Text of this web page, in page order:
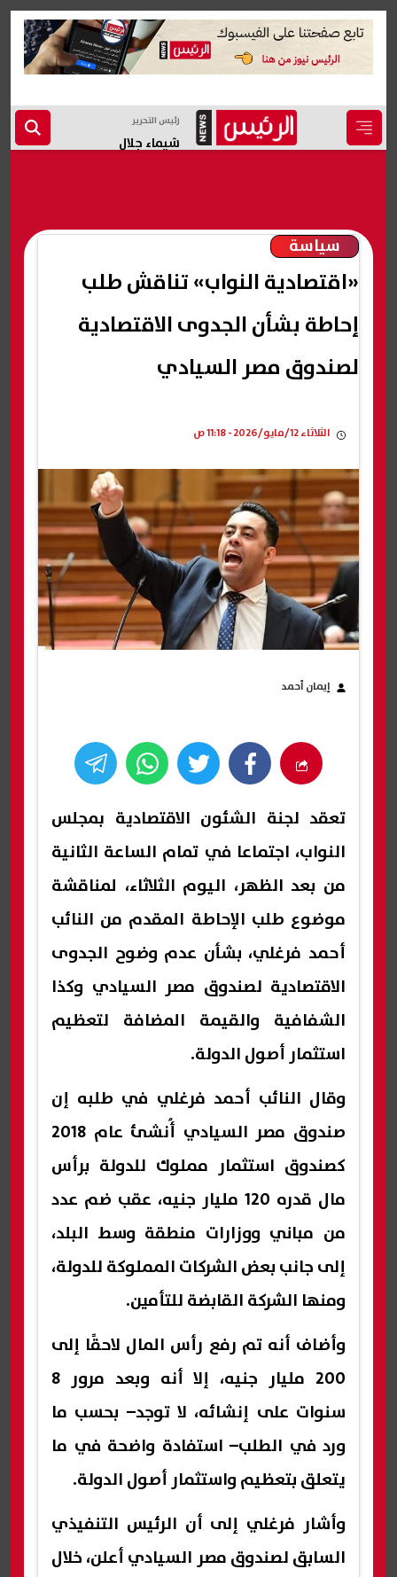
رئيس التحرير
شيماء جلال
سياسة
«اقتصادية النواب» تناقش طلب
إحاطة بشأن الجدوى الاقتصادية
لصندوق مصر السيادي
الثلاثاء 12/مايو/2026 - 11:18 ص
إيمان أحمد
تعقد لجنة الشئون الاقتصادية بمجلس
النواب، اجتماعا في تمام الساعة الثانية
من بعد الظهر، اليوم الثلاثاء، لمناقشة
موضوع طلب الإحاطة المقدم من النائب
أحمد فرغلي، بشأن عدم وضوح الجدوى
الاقتصادية لصندوق مصر السيادي وكذا
الشفافية والقيمة المضافة لتعظيم
استثمار أصول الدولة.
وقال النائب أحمد فرغلي في طلبه إن
صندوق مصر السيادي أُنشئ عام 2018
كصندوق استثمار مملوك للدولة برأس
مال قدره 120 مليار جنيه، عقب ضم عدد
من مباني ووزارات منطقة وسط البلد،
إلى جانب بعض الشركات المملوكة للدولة،
ومنها الشركة القابضة للتأمين.
وأضاف أنه تم رفع رأس المال لاحقًا إلى
200 مليار جنيه، إلا أنه وبعد مرور 8
سنوات على إنشائه، لا توجد– بحسب ما
ورد في الطلب– استفادة واضحة في ما
يتعلق بتعظيم واستثمار أصول الدولة.
وأشار فرغلي إلى أن الرئيس التنفيذي
السابق لصندوق مصر السيادي أعلن، خلال